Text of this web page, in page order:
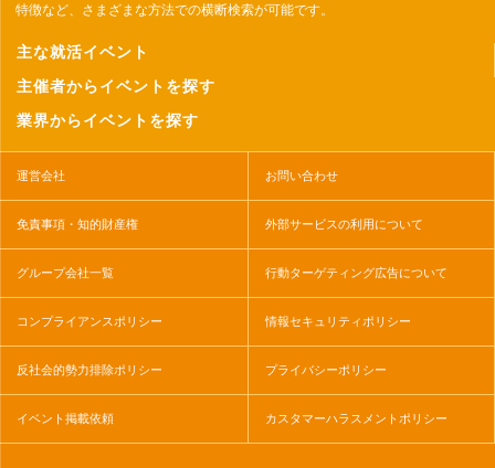
特徴など、さまざまな方法での横断検索が可能です。
主な就活イベント
主催者からイベントを探す
業界からイベントを探す
運営会社 お問い合わせ
免責事項・知的財産権 外部サービスの利用について
グループ会社一覧 行動ターゲティング広告について
コンプライアンスポリシー 情報セキュリティポリシー
反社会的勢力排除ポリシー プライバシーポリシー
イベント掲載依頼 カスタマーハラスメントポリシー